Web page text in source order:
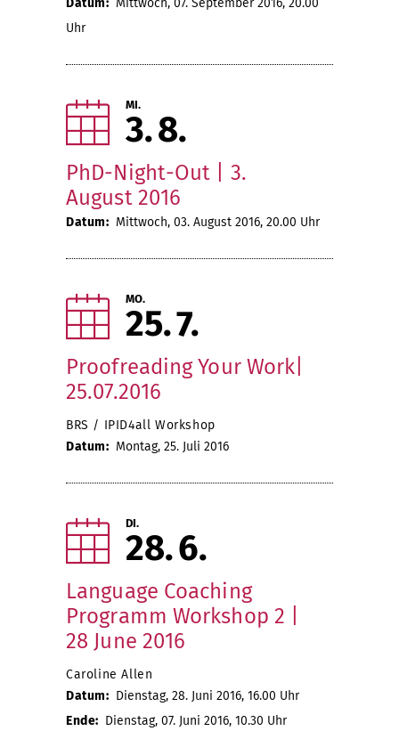
Datum: Mittwoch, 07. September 2016, 20.00
Uhr
MI.
3 8
PhD-Night-Out | 3.
August 2016
Datum: Mittwoch, 03. August 2016, 20.00 Uhr
MO.
25 7
Proofreading Your Work|
25.07.2016
BRS / IPID4all Workshop
Datum: Montag, 25. Juli 2016
DI.
28 6
Language Coaching
Programm Workshop 2 |
28 June 2016
Caroline Allen
Datum: Dienstag, 28. Juni 2016, 16.00 Uhr
Ende: Dienstag, 07. Juni 2016, 10.30 Uhr